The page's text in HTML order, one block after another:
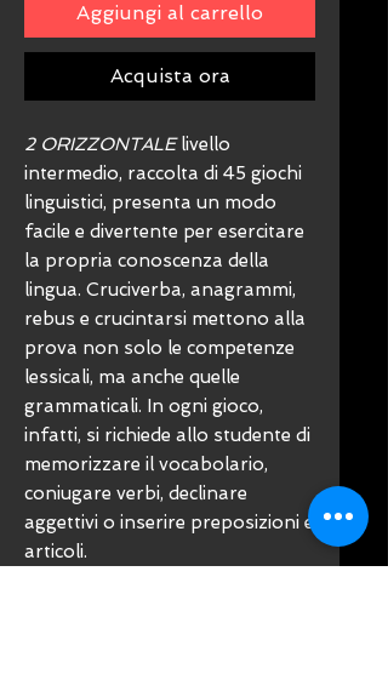
Aggiungi al carrello
Acquista ora
2 ORIZZONTALElivello
intermedio, raccolta di 45 giochi
linguistici, presenta un modo
facile e divertente per esercitare
la propria conoscenza della
lingua. Cruciverba, anagrammi,
rebus e crucintarsi mettono alla
prova non solo le competenze
lessicali, ma anche quelle
grammaticali. In ogni gioco,
infatti, si richiede allo studente di
memorizzare il vocabolario,
coniugare verbi, declinare
aggettivi o inserire preposizioni e
articoli.